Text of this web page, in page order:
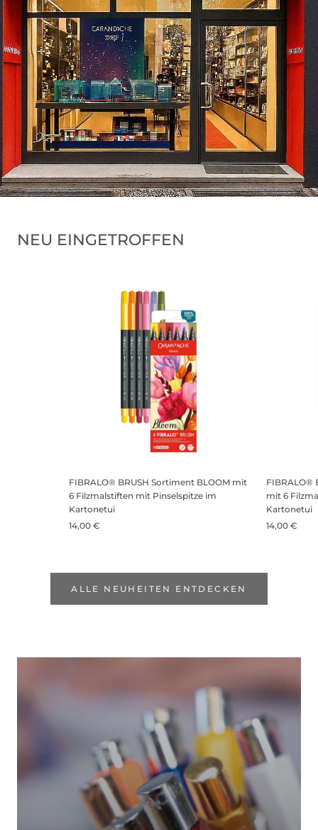
NEU EINGETROFFEN
FIBRALO® BRUSH Sortiment BLOOM mit
6 Filzmalstiften mit Pinselspitze im
Kartonetui
14,00 €
FIBRALO®
mit 6
Kartonetui
14,00 €
ALLE NEUHEITEN ENTDECKEN